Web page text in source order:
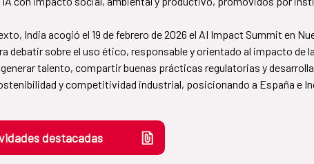
India acogió el 19 de febrero de 2026 el AI Impact Summit en
debatir sobre el uso ético, responsable y orientado al impacto
talento, compartir buenas prácticas regulatorias y
y competitividad industrial, posicionando a España e
destacadas